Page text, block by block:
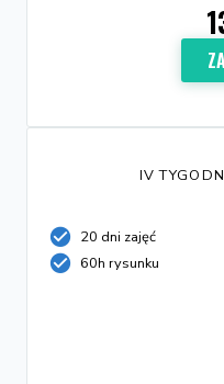
IV
20 dni zajęć
60h rysunku